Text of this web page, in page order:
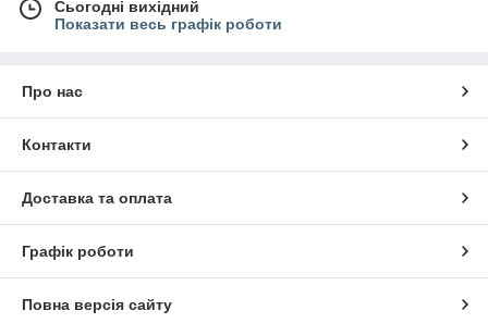
Сьогодні вихідний
Показати весь графік роботи
Про нас
Контакти
Доставка та оплата
Графік роботи
Повна версія сайту